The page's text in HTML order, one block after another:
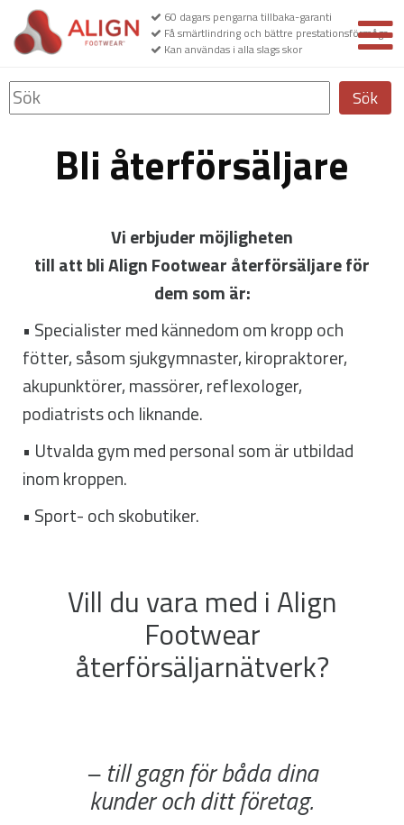
60 dagars pengarna tillbaka-garanti
Få smärtlindring och bättre prestationsförmåga
Kan användas i alla slags skor
Sök
Bli återförsäljare
Vi erbjuder möjligheten
till att bli Align Footwear återförsäljare för
dem som är:
• Specialister med kännedom om kropp och
fötter, såsom sjukgymnaster, kiropraktorer,
akupunktörer, massörer, reflexologer,
podiatrists och liknande.
• Utvalda gym med personal som är utbildad
inom kroppen.
• Sport- och skobutiker.
Vill du vara med i Align
Footwear
återförsäljarnätverk?
– till gagn för båda dina
kunder och ditt företag.